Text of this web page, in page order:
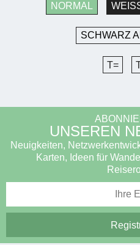
NORMAL
SCHWARZ
T=
UNSEREN
Neuigkeiten,
Karten, Ideen für